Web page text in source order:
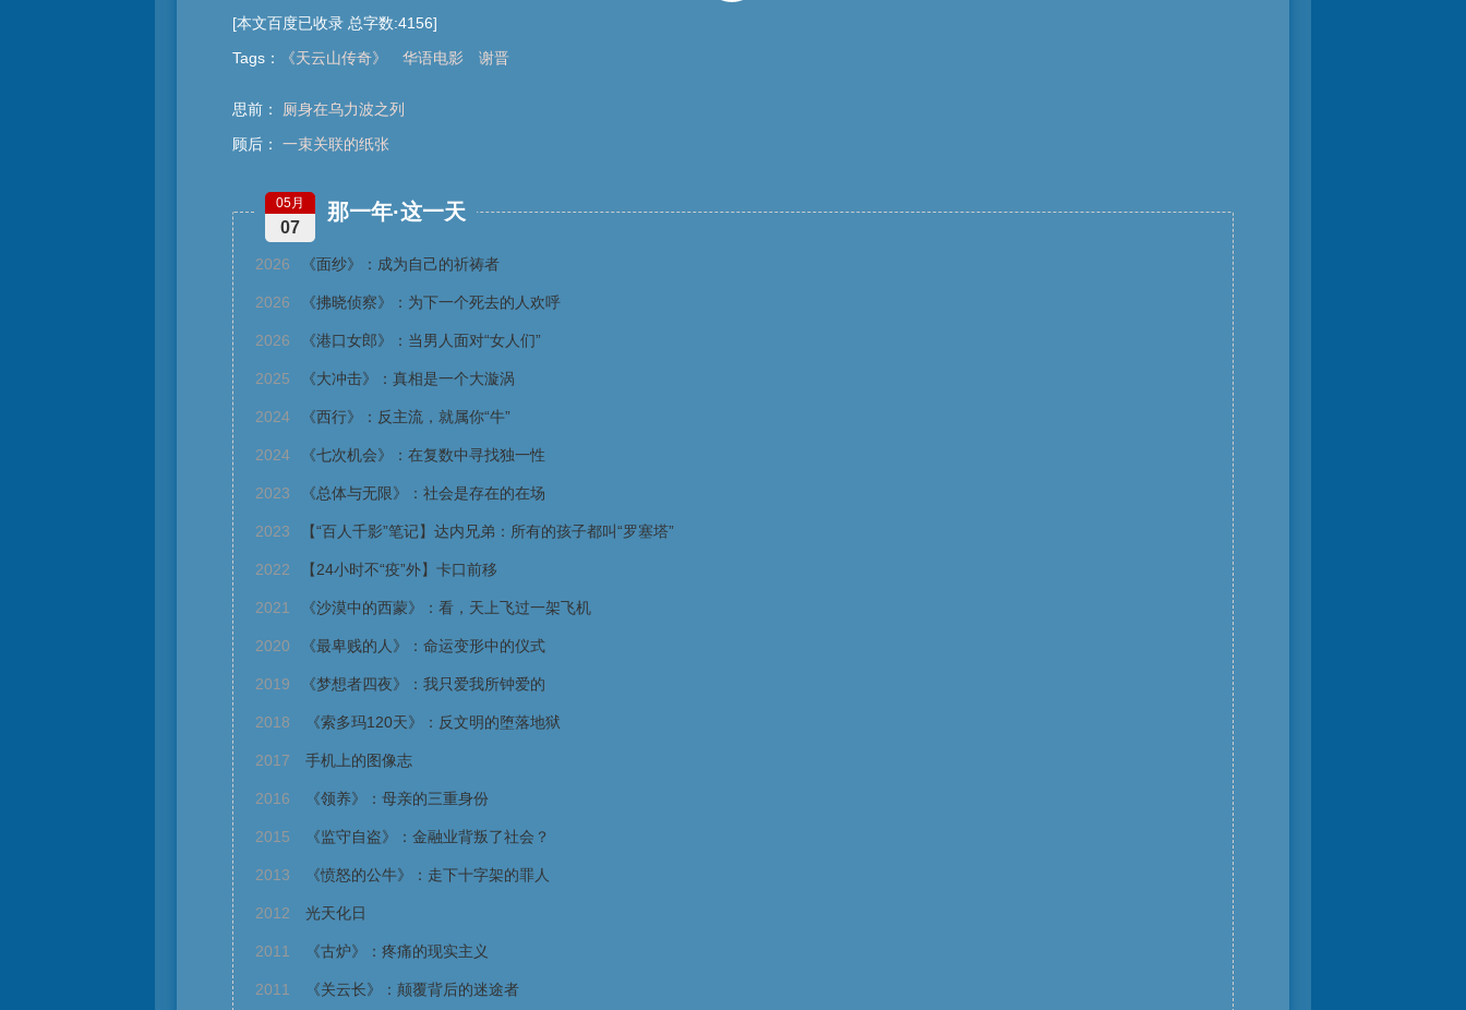
[本文百度已收录 总字数:4156]
Tags ： 《天云山传奇》 华语电影 谢晋
思前：
厕身在乌力波之列
顾后：
一束关联的纸张
那一年·这一天
05月
07
2026 《面纱》：成为自己的祈祷者
2026 《拂晓侦察》：为下一个死去的人欢呼
2026 《港口女郎》：当男人面对“女人们”
2025 《大冲击》：真相是一个大漩涡
2024 《西行》：反主流，就属你“牛”
2024 《七次机会》：在复数中寻找独一性
2023 《总体与无限》：社会是存在的在场
2023 【“百人千影”笔记】达内兄弟：所有的孩子都叫“罗塞塔”
2022 【24小时不“疫”外】卡口前移
2021 《沙漠中的西蒙》：看，天上飞过一架飞机
2020 《最卑贱的人》：命运变形中的仪式
2019 《梦想者四夜》：我只爱我所钟爱的
2018 《索多玛120天》：反文明的堕落地狱
2017 手机上的图像志
2016 《领养》：母亲的三重身份
2015 《监守自盗》：金融业背叛了社会？
2013 《愤怒的公牛》：走下十字架的罪人
2012 光天化日
2011 《古炉》：疼痛的现实主义
2011 《关云长》：颠覆背后的迷途者